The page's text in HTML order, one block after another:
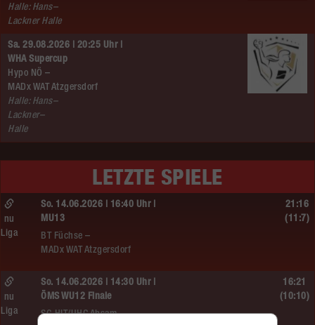
Halle: Hans–
Lackner Halle
Sa. 29.08.2026 | 20:25 Uhr |
WHA Supercup
Hypo NÖ –
MADx WAT Atzgersdorf
Halle: Hans–
Lackner–
Halle
LETZTE SPIELE
So. 14.06.2026 | 16:40 Uhr |
MU13
BT Füchse –
MADx WAT Atzgersdorf
nu
Liga
21:16
(11:7)
So. 14.06.2026 | 14:30 Uhr |
ÖMS WU12 Finale
SG HIT/UHC Absam –
nu
Liga
16:21
(10:10)